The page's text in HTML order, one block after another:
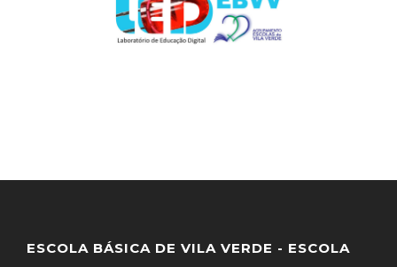
ESCOLA BÁSICA DE VILA VERDE - ESCOLA